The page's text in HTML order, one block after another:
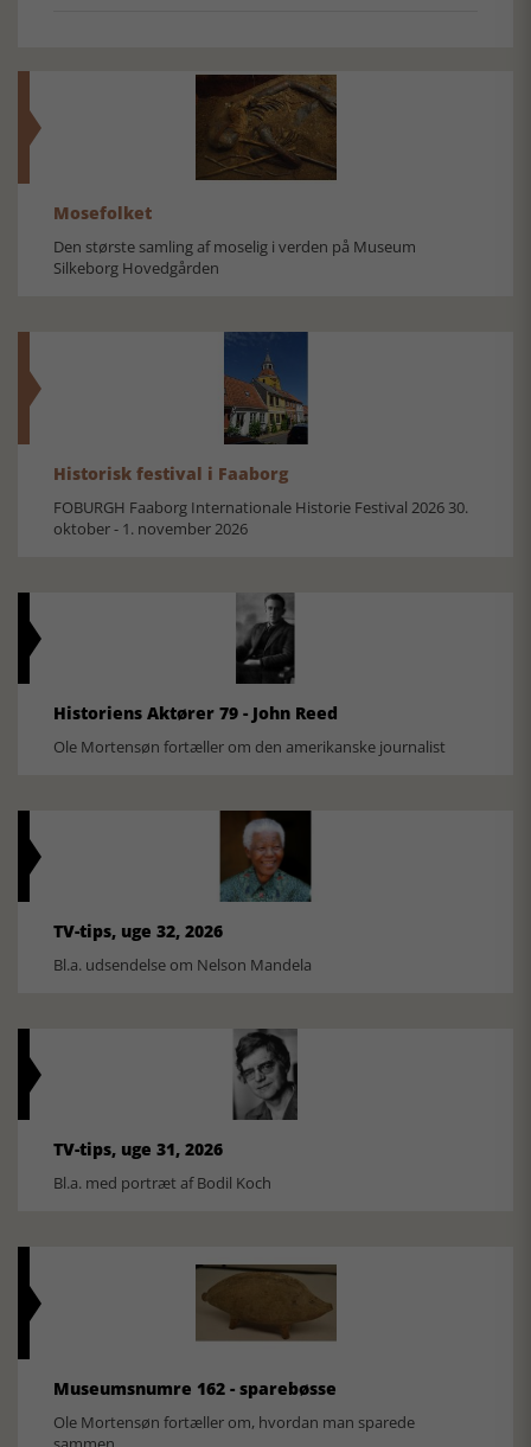
Mosefolket
Den største samling af moselig i verden på Museum
Silkeborg Hovedgården
Historisk festival i Faaborg
FOBURGH Faaborg Internationale Historie Festival 2026 30.
oktober - 1. november 2026
Historiens Aktører 79 - John Reed
Ole Mortensøn fortæller om den amerikanske journalist
TV-tips, uge 32, 2026
Bl.a. udsendelse om Nelson Mandela
TV-tips, uge 31, 2026
Bl.a. med portræt af Bodil Koch
Museumsnumre 162 - sparebøsse
Ole Mortensøn fortæller om, hvordan man sparede